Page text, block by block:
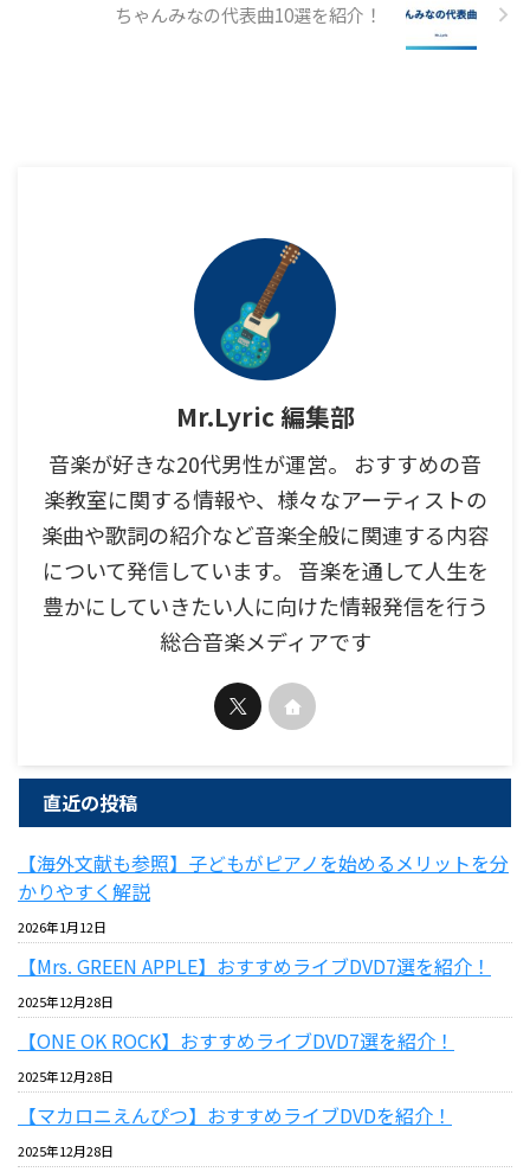
ちゃんみなの代表曲10選を紹介！
Mr.Lyric 編集部
音楽が好きな20代男性が運営。 おすすめの音
楽教室に関する情報や、様々なアーティストの
楽曲や歌詞の紹介など音楽全般に関連する内容
について発信しています。 音楽を通して人生を
豊かにしていきたい人に向けた情報発信を行う
総合音楽メディアです
直近の投稿
【海外文献も参照】子どもがピアノを始めるメリットを分
かりやすく解説
2026年1月12日
【Mrs. GREEN APPLE】おすすめライブDVD7選を紹介！
2025年12月28日
【ONE OK ROCK】おすすめライブDVD7選を紹介！
2025年12月28日
【マカロニえんぴつ】おすすめライブDVDを紹介！
2025年12月28日